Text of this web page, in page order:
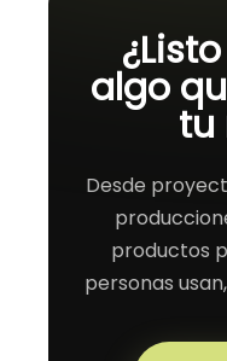
algo
tu
Desde
productos
personas